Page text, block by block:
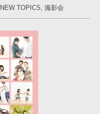
NEW TOPICS ,撮影会